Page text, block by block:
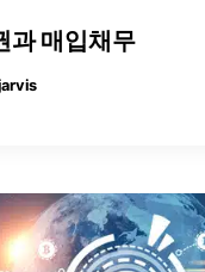
과 매입채무